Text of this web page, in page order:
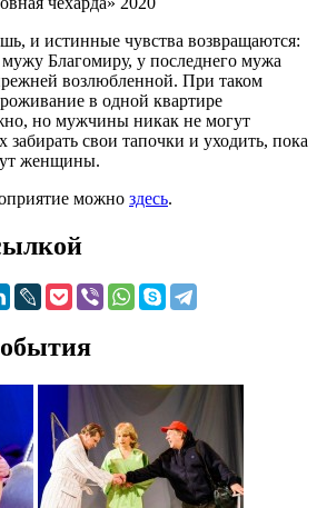
и истинные чувства возвращаются:
Благомиру, у последнего мужа
возлюбленной. При таком
в одной квартире
но мужчины никак не могут
свои тапочки и уходить, пока
женщины.
можно здесь.